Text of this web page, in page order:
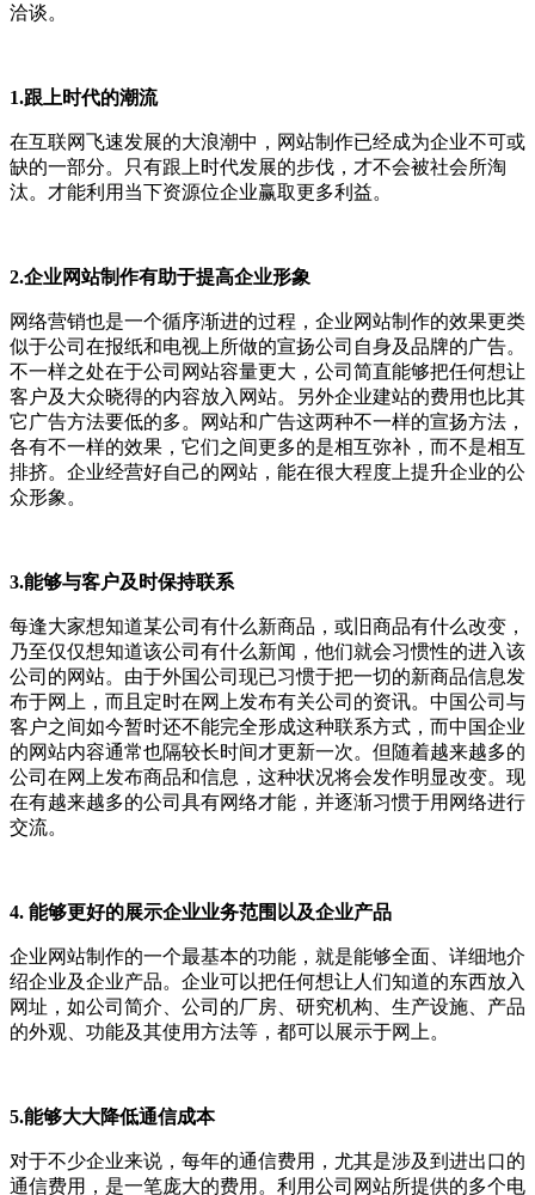
洽谈。
1.跟上时代的潮流
在互联网飞速发展的大浪潮中，网站制作已经成为企业不可或
缺的一部分。只有跟上时代发展的步伐，才不会被社会所淘
汰。才能利用当下资源位企业赢取更多利益。
2.企业网站制作有助于提高企业形象
网络营销也是一个循序渐进的过程，企业网站制作的效果更类
似于公司在报纸和电视上所做的宣扬公司自身及品牌的广告。
不一样之处在于公司网站容量更大，公司简直能够把任何想让
客户及大众晓得的内容放入网站。另外企业建站的费用也比其
它广告方法要低的多。网站和广告这两种不一样的宣扬方法，
各有不一样的效果，它们之间更多的是相互弥补，而不是相互
排挤。企业经营好自己的网站，能在很大程度上提升企业的公
众形象。
3.能够与客户及时保持联系
每逢大家想知道某公司有什么新商品，或旧商品有什么改变，
乃至仅仅想知道该公司有什么新闻，他们就会习惯性的进入该
公司的网站。由于外国公司现已习惯于把一切的新商品信息发
布于网上，而且定时在网上发布有关公司的资讯。中国公司与
客户之间如今暂时还不能完全形成这种联系方式，而中国企业
的网站内容通常也隔较长时间才更新一次。但随着越来越多的
公司在网上发布商品和信息，这种状况将会发作明显改变。现
在有越来越多的公司具有网络才能，并逐渐习惯于用网络进行
交流。
4. 能够更好的展示企业业务范围以及企业产品
企业网站制作的一个最基本的功能，就是能够全面、详细地介
绍企业及企业产品。企业可以把任何想让人们知道的东西放入
网址，如公司简介、公司的厂房、研究机构、生产设施、产品
的外观、功能及其使用方法等，都可以展示于网上。
5.能够大大降低通信成本
对于不少企业来说，每年的通信费用，尤其是涉及到进出口的
通信费用，是一笔庞大的费用。利用公司网站所提供的多个电